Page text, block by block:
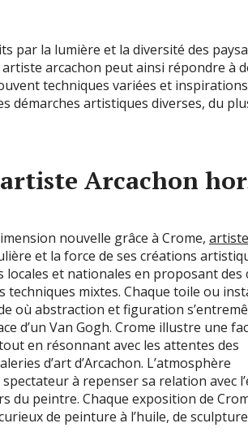
par la lumière et la diversité des
arcachon peut ainsi répondre à
techniques variées et
démarches artistiques diverses, du
Arcachon
nouvelle grâce à Crome,
et la force de ses créations
locales et nationales en proposant
mixtes. Chaque toile ou
où abstraction et figuration
d’un Van Gogh. Crome illustre une
en résonnant avec les attentes des
d’art d’Arcachon. L’atmosphère
à repenser sa relation avec
du peintre. Chaque exposition de
de peinture à l’huile, de